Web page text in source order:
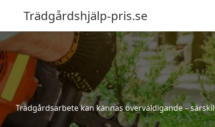
Trädgårdshjälp-pris.se
Trädgårdsarbete kan kännas överväldigande –